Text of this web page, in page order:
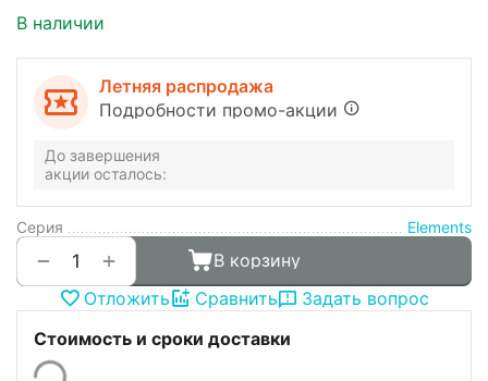
В наличии
Летняя распродажа
Подробности промо-акции
До завершения
акции осталось:
Серия Elements
+
−
В корзину
Отложить
Сравнить
Задать вопрос
Стоимость и сроки доставки